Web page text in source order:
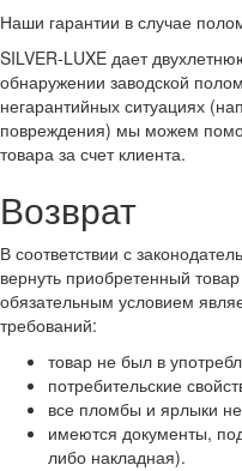
Наши гарантии в случае
SILVER-LUXE дает
обнаружении заводской
негарантийных ситуациях
повреждения) мы можем
товара за счет клиента.
Возврат
В соответствии с
вернуть приобретенный
обязательным условием
требований:
товар не был в
потребительские
все пломбы и ярлыки
имеются документы,
либо накладная).